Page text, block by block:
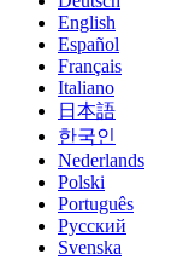
English
Español
Français
Italiano
日本語
한국인
Nederlands
Polski
Português
Pусский
Svenska